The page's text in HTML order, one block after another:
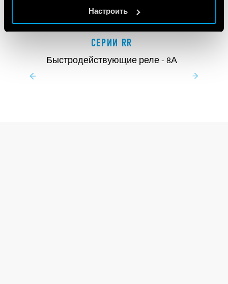
Настроить
CЕРИИ RR
Быстродействующие реле - 8А